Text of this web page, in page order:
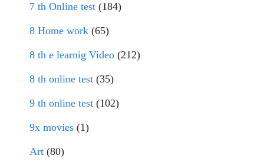
7 th Online test (184)
8 Home work (65)
8 th e learnig Video (212)
8 th online test (35)
9 th online test (102)
9x movies (1)
Art (80)